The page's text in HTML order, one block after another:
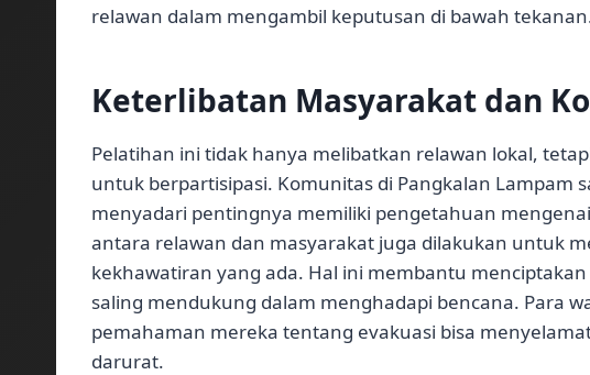
relawan dalam mengambil keputusan di bawah
Keterlibatan Masyarakat dan
Pelatihan ini tidak hanya melibatkan relawan lokal,
untuk berpartisipasi. Komunitas di Pangkalan Lampam
menyadari pentingnya memiliki pengetahuan
antara relawan dan masyarakat juga dilakukan untuk
kekhawatiran yang ada. Hal ini membantu
saling mendukung dalam menghadapi bencana. Para
pemahaman mereka tentang evakuasi bisa
darurat.